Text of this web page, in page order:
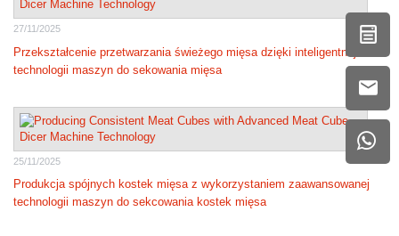
27/11/2025
Przekształcenie przetwarzania świeżego mięsa dzięki inteligentnej
technologii maszyn do sekowania mięsa
25/11/2025
Produkcja spójnych kostek mięsa z wykorzystaniem zaawansowanej
technologii maszyn do sekcowania kostek mięsa